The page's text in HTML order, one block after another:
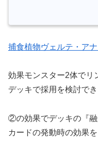
捕食植物ヴェルテ・ア
効果モンスター2体でリ
デッキで採用を検討でき
②の効果でデッキの『
カードの発動時の効果